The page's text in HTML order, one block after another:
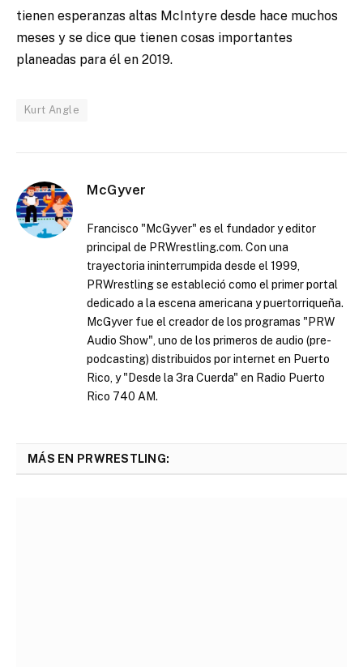
tienen esperanzas altas McIntyre desde hace muchos
meses y se dice que tienen cosas importantes
planeadas para él en 2019.
Kurt Angle
McGyver
Francisco "McGyver" es el fundador y editor
principal de PRWrestling.com. Con una
trayectoria ininterrumpida desde el 1999,
PRWrestling se estableció como el primer portal
dedicado a la escena americana y puertorriqueña.
McGyver fue el creador de los programas "PRW
Audio Show", uno de los primeros de audio (pre-
podcasting) distribuidos por internet en Puerto
Rico, y "Desde la 3ra Cuerda" en Radio Puerto
Rico 740 AM.
MÁS EN PRWRESTLING: